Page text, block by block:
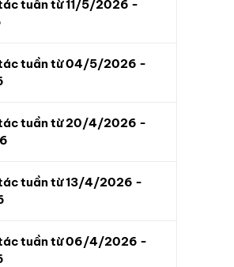
tuần từ 11/5/2026 -
tuần từ 04/5/2026 -
tuần từ 20/4/2026 -
tuần từ 13/4/2026 -
tuần từ 06/4/2026 -